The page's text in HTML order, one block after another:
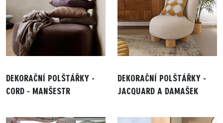
DEKORAČNÍ POLŠTÁŘKY -
CORD - MANŠESTR
DEKORAČNÍ POLŠTÁŘKY -
JACQUARD A DAMAŠEK